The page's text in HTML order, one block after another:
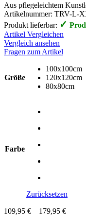
Aus pflegeleichtem
Artikelnummer: TRV-L-
Produkt lieferbar: ✓
Artikel Vergleichen
Vergleich ansehen
Fragen zum Artikel
Größe
100x100cm
120x120cm
80x80cm
Farbe
Zurücksetzen
109,95 € – 179,95 €